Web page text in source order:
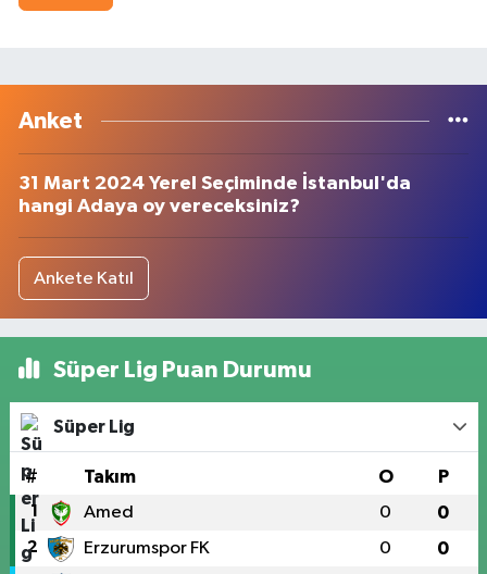
Anket
31 Mart 2024 Yerel Seçiminde İstanbul'da
hangi Adaya oy vereceksiniz?
Ankete Katıl
Süper Lig Puan Durumu
Süper Lig
# Takım O P
1 Amed 0 0
2 Erzurumspor FK 0 0